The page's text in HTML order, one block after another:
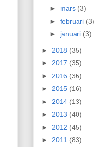
► mars (3)
► februari (3)
► januari (3)
► 2018 (35)
► 2017 (35)
► 2016 (36)
► 2015 (16)
► 2014 (13)
► 2013 (40)
► 2012 (45)
► 2011 (83)